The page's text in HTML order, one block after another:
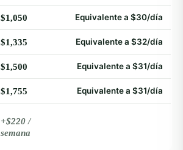
$1,050 Equivalente a $30/día
$1,335 Equivalente a $32/día
$1,500 Equivalente a $31/día
$1,755 Equivalente a $31/día
+$220 /
semana